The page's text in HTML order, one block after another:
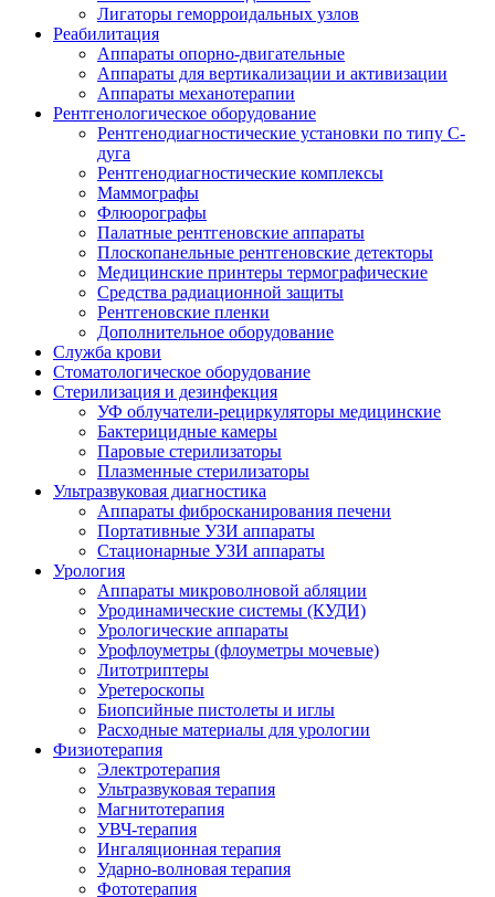
Лигаторы геморроидальных узлов
Реабилитация
Аппараты опорно-двигательные
Аппараты для вертикализации и активизации
Аппараты механотерапии
Рентгенологическое оборудование
Рентгенодиагностические установки по типу С-
дуга
Рентгенодиагностические комплексы
Маммографы
Флюорографы
Палатные рентгеновские аппараты
Плоскопанельные рентгеновские детекторы
Медицинские принтеры термографические
Средства радиационной защиты
Рентгеновские пленки
Дополнительное оборудование
Служба крови
Стоматологическое оборудование
Стерилизация и дезинфекция
УФ облучатели-рециркуляторы медицинские
Бактерицидные камеры
Паровые стерилизаторы
Плазменные стерилизаторы
Ультразвуковая диагностика
Аппараты фибросканирования печени
Портативные УЗИ аппараты
Стационарные УЗИ аппараты
Урология
Аппараты микроволновой абляции
Уродинамические системы (КУДИ)
Урологические аппараты
Урофлоуметры (флоуметры мочевые)
Литотриптеры
Уретероскопы
Биопсийные пистолеты и иглы
Расходные материалы для урологии
Физиотерапия
Электротерапия
Ультразвуковая терапия
Магнитотерапия
УВЧ-терапия
Ингаляционная терапия
Ударно-волновая терапия
Фототерапия